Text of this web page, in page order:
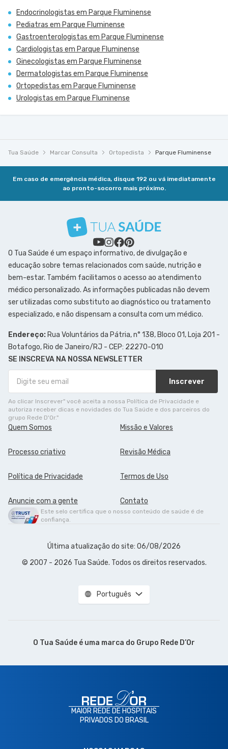
Endocrinologistas em Parque Fluminense
Pediatras em Parque Fluminense
Gastroenterologistas em Parque Fluminense
Cardiologistas em Parque Fluminense
Ginecologistas em Parque Fluminense
Dermatologistas em Parque Fluminense
Ortopedistas em Parque Fluminense
Urologistas em Parque Fluminense
Tua Saúde Marcar Consulta Ortopedista Parque Fluminense
Em caso de emergência médica, disque 192 ou vá imediatamente
ao pronto-socorro mais próximo.
O Tua Saúde é um espaço informativo, de divulgação e
educação sobre temas relacionados com saúde, nutrição e
bem-estar. Também facilitamos o acesso ao atendimento
médico personalizado. As informações publicadas não devem
ser utilizadas como substituto ao diagnóstico ou tratamento
especializado, e não dispensam a consulta com um médico.
Endereço: Rua Voluntários da Pátria, n° 138, Bloco 01, Loja 201 -
Botafogo, Rio de Janeiro/RJ - CEP: 22270-010
SE INSCREVA NA NOSSA NEWSLETTER
Inscrever
Ao clicar Inscrever" você aceita a nossa Política de Privacidade e
autoriza receber dicas e novidades do Tua Saúde e dos parceiros do
grupo Rede D'Or."
Quem Somos Missão e Valores
Processo criativo Revisão Médica
Política de Privacidade Termos de Uso
Anuncie com a gente Contato
Este selo certifica que o nosso conteúdo de saúde é de
confiança.
Última atualização do site: 06/08/2026
© 2007 - 2026 Tua Saúde. Todos os direitos reservados.
Português
O Tua Saúde é uma marca do Grupo Rede D’Or
MAIOR REDE DE HOSPITAIS
PRIVADOS DO BRASIL